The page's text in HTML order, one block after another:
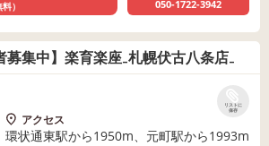
料） 050-1722-3942
募集中】楽育楽座₋札幌伏古八条店₋
リストに
保存
アクセス
環状通東駅から1950m、元町駅から1993m